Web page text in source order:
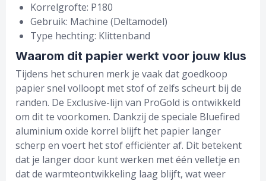
Korrelgrofte: P180
Gebruik: Machine (Deltamodel)
Type hechting: Klittenband
Waarom dit papier werkt voor jouw klus
Tijdens het schuren merk je vaak dat goedkoop
papier snel volloopt met stof of zelfs scheurt bij de
randen. De Exclusive-lijn van ProGold is ontwikkeld
om dit te voorkomen. Dankzij de speciale Bluefired
aluminium oxide korrel blijft het papier langer
scherp en voert het stof efficiënter af. Dit betekent
dat je langer door kunt werken met één velletje en
dat de warmteontwikkeling laag blijft, wat weer